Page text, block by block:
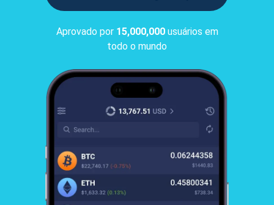
Aprovado por 15,000,000usuários em
todo o mundo